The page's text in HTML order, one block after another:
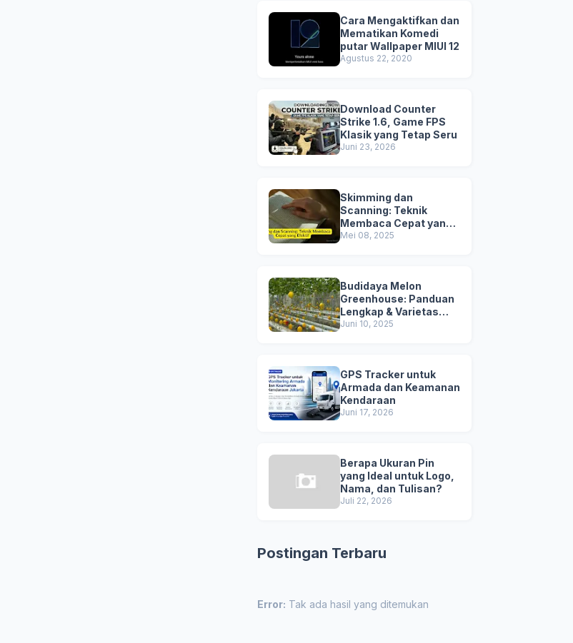
Cara Mengaktifkan dan
Mematikan Komedi
putar Wallpaper MIUI 12
Agustus 22, 2020
Download Counter
Strike 1.6, Game FPS
Klasik yang Tetap Seru
Juni 23, 2026
Skimming dan
Scanning: Teknik
Membaca Cepat yang
Efektif
Mei 08, 2025
Budidaya Melon
Greenhouse: Panduan
Lengkap & Varietas
Unggul
Juni 10, 2025
GPS Tracker untuk
Armada dan Keamanan
Kendaraan
Juni 17, 2026
Berapa Ukuran Pin
yang Ideal untuk Logo,
Nama, dan Tulisan?
Juli 22, 2026
Postingan Terbaru
Error: Tak ada hasil yang ditemukan